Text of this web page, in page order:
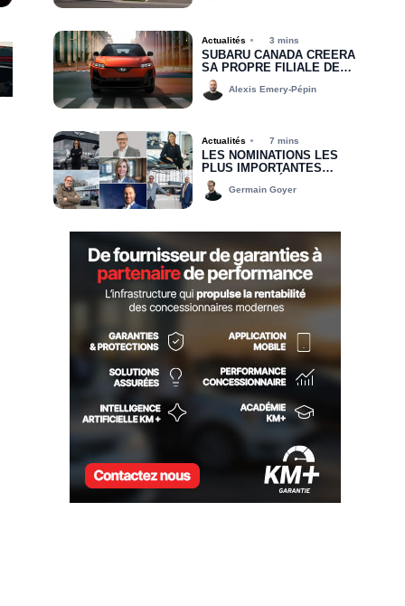
Actualités 3 mins
SUBARU CANADA CRÉERA
SA PROPRE FILIALE DE
FINANCEMENT D’ICI 2030
Alexis Emery-Pépin
Actualités 7 mins
LES NOMINATIONS LES
PLUS IMPORTANTES
DEPUIS LE DÉBUT DE
2026
Germain Goyer